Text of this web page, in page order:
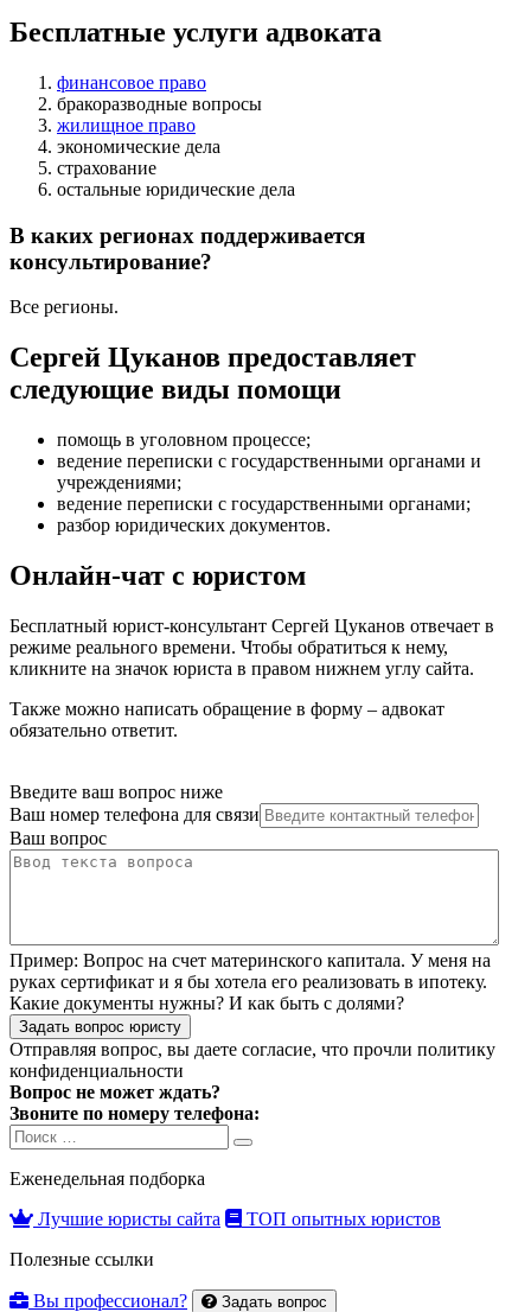
Бесплатные услуги адвоката
финансовое право
бракоразводные вопросы
жилищное право
экономические дела
страхование
остальные юридические дела
В каких регионах поддерживается
консультирование?
Все регионы.
Сергей Цуканов предоставляет
следующие виды помощи
помощь в уголовном процессе;
ведение переписки с государственными органами и
учреждениями;
ведение переписки с государственными органами;
разбор юридических документов.
Онлайн-чат с юристом
Бесплатный юрист-консультант Сергей Цуканов отвечает в
режиме реального времени. Чтобы обратиться к нему,
кликните на значок юриста в правом нижнем углу сайта.
Также можно написать обращение в форму – адвокат
обязательно ответит.
Введите ваш вопрос ниже
Ваш номер телефона для связи
Ваш вопрос
Пример: Вопрос на счет материнского капитала. У меня на
руках сертификат и я бы хотела его реализовать в ипотеку.
Какие документы нужны? И как быть с долями?
Задать вопрос юристу
Отправляя вопрос, вы даете согласие, что прочли политику
конфиденциальности
Вопрос не может ждать?
Звоните по номеру телефона:
Search
for:
Search
Еженедельная подборка
Лучшие юристы сайта
ТОП опытных юристов
Полезные ссылки
Вы профессионал? Задать вопрос